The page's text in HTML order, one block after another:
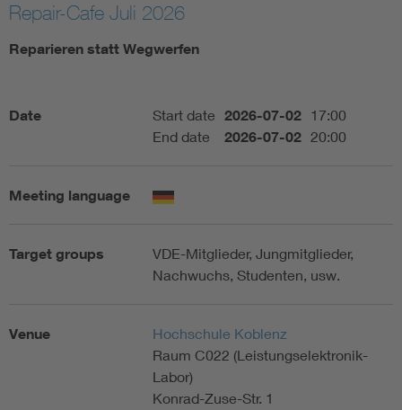
Digital Security
Repair-Cafe Juli 2026
Reparieren statt Wegwerfen
Date Start date 2026-07-02 17:00
End date
2026-07-02 20:00
Meeting language
Target groups
VDE-Mitglieder, Jungmitglieder,
Nachwuchs, Studenten, usw.
Venue
Hochschule Koblenz
Raum C022 (Leistungselektronik-
Labor)
Konrad-Zuse-Str. 1